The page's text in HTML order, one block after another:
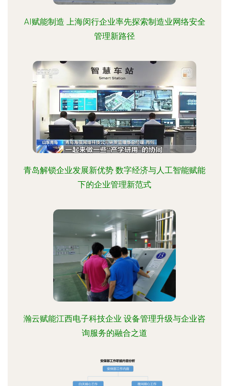
AI赋能制造 上海闵行企业率先探索制造业网络安全
管理新路径
青岛解锁企业发展新优势 数字经济与人工智能赋能
下的企业管理新范式
瀚云赋能江西电子科技企业 设备管理升级与企业咨
询服务的融合之道